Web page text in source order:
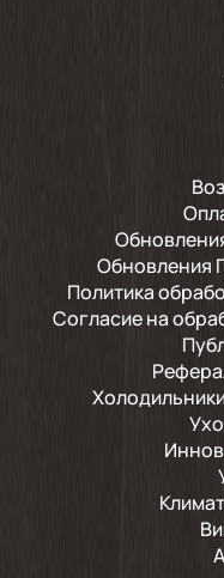
Обновления
Политика
Согласие на